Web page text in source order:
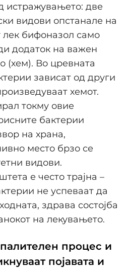
истражувањето: две
видови опстанале на
лек бифоназол само
додаток на важен
(хем). Во цревната
зависат од други
хемот.
токму овие
бактерии
на храна,
место брзо се
видови.
е често трајна –
не успеваат да
здрава состојба
на лекувањето.
процес и
појавата и